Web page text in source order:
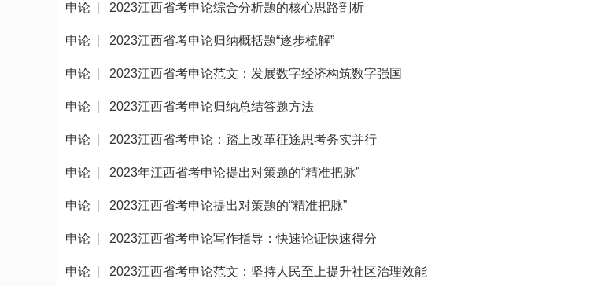
申论 2023江西省考申论综合分析题的核心思路剖析
申论 2023江西省考申论归纳概括题“逐步梳解”
申论 2023江西省考申论范文：发展数字经济构筑数字强国
申论 2023江西省考申论归纳总结答题方法
申论 2023江西省考申论：踏上改革征途思考务实并行
申论 2023年江西省考申论提出对策题的“精准把脉”
申论 2023江西省考申论提出对策题的“精准把脉”
申论 2023江西省考申论写作指导：快速论证快速得分
申论 2023江西省考申论范文：坚持人民至上提升社区治理效能